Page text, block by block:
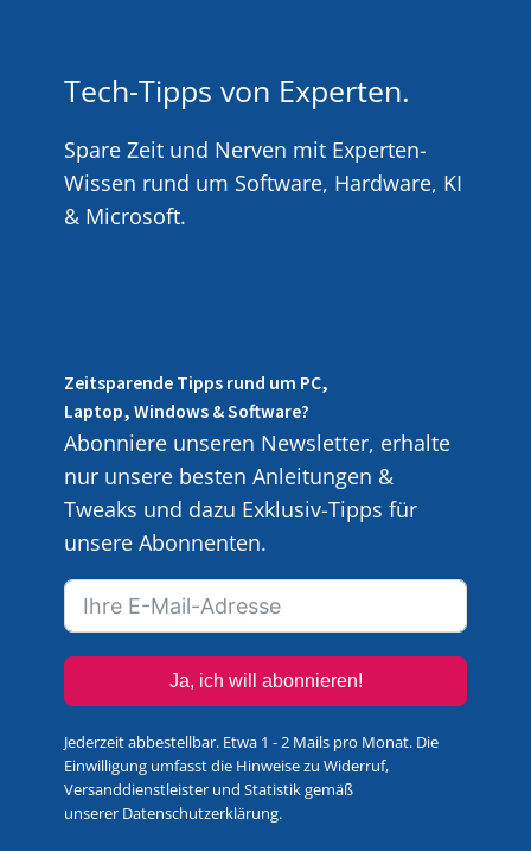
Tech-Tipps von Experten.
Spare Zeit und Nerven mit Experten-
Wissen rund um Software, Hardware, KI
& Microsoft.
Zeitsparende Tipps rund um PC,
Laptop, Windows & Software?
Abonniere unseren Newsletter, erhalte
nur unsere besten Anleitungen &
Tweaks und dazu Exklusiv-Tipps für
unsere Abonnenten.
Ja, ich will abonnieren!
Jederzeit abbestellbar. Etwa 1 - 2 Mails pro Monat. Die
Einwilligung umfasst die Hinweise zu Widerruf,
Versanddienstleister und Statistik gemäß
unserer Datenschutzerklärung.